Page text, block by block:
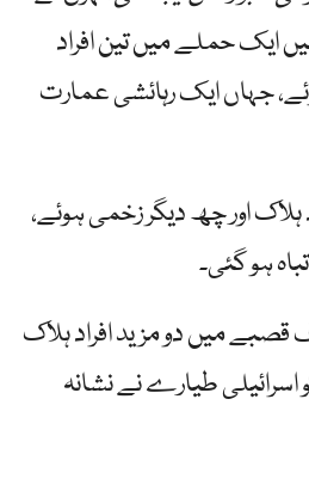
ایک حملے میں تین افراد
جہاں ایک رہائشی عمارت
ہلاک اور چھ دیگر زخمی ہوئے،
ہو گئی۔
قصبے میں دو مزید افراد ہلاک
طیارے نے نشانہ